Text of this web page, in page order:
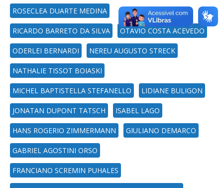
ROSECLEA DUARTE MEDINA
RICARDO BARRETO DA SILVA OTAVIO COSTA ACEVEDO
ODERLEI BERNARDI NEREU AUGUSTO STRECK
NATHALIE TISSOT BOIASKI
MICHEL BAPTISTELLA STEFANELLO LIDIANE BULIGON
JONATAN DUPONT TATSCH ISABEL LAGO
HANS ROGERIO ZIMMERMANN GIULIANO DEMARCO
GABRIEL AGOSTINI ORSO
FRANCIANO SCREMIN PUHALES